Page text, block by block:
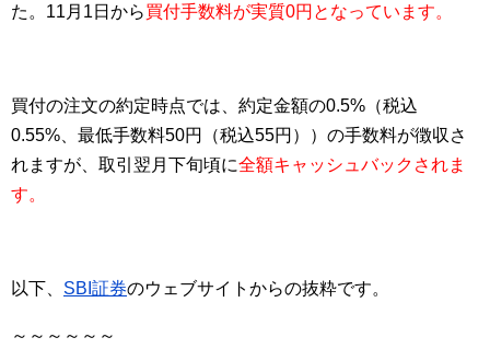
た。11月1日から買付手数料が実質0円となっています。
買付の注文の約定時点では、約定金額の0.5%（税込
0.55%、最低手数料50円（税込55円））の手数料が徴収さ
れますが、取引翌月下旬頃に全額キャッシュバックされま
す。
以下、 SBI証券のウェブサイトからの抜粋です。
～～～～～～